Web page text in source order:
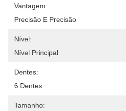
Vantagem:
Precisão E Precisão
Nível:
Nível Principal
Dentes:
6 Dentes
Tamanho: